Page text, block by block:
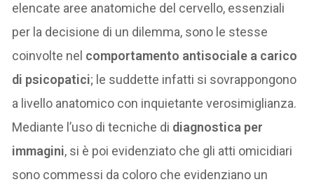
elencate aree anatomiche del cervello, essenziali
per la decisione di un dilemma, sono le stesse
coinvolte nel comportamento antisociale a carico
di psicopatici; le suddette infatti si sovrappongono
a livello anatomico con inquietante verosimiglianza.
Mediante l’uso di tecniche di diagnostica per
immagini, si è poi evidenziato che gli atti omicidiari
sono commessi da coloro che evidenziano un